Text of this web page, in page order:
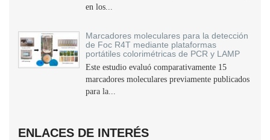
en los...
Marcadores moleculares para la detección
de Foc R4T mediante plataformas
portátiles colorimétricas de PCR y LAMP
Este estudio evaluó comparativamente 15
marcadores moleculares previamente publicados
para la...
ENLACES DE INTERÉS